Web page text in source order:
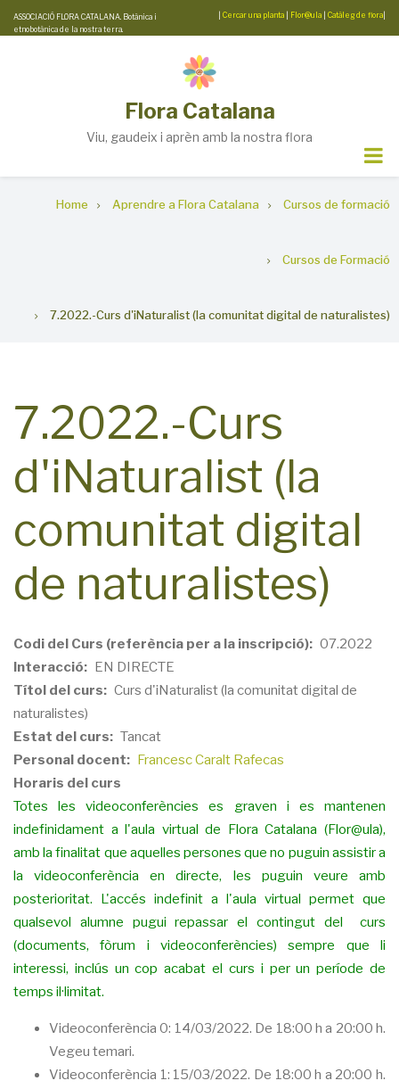
Skip
to
ASSOCIACIÓ FLORA CATALANA. Botànica i
etnobotànica de la nostra terra.
Cercar una planta Flor@ula Catàleg de flora
Flora Catalana
Viu, gaudeix i aprèn amb la nostra flora
Home Aprendre a Flora Catalana Cursos de formació
Cursos de Formació
7.2022.-Curs d'iNaturalist (la comunitat digital de naturalistes)
7.2022.-Curs
d'iNaturalist (la
comunitat digital
de naturalistes)
Codi del Curs (referència per a la inscripció)
07.2022
Interacció
EN DIRECTE
Títol del curs
Curs d'iNaturalist (la comunitat digital de
naturalistes)
Estat del curs
Tancat
Personal docent
Francesc Caralt Rafecas
Horaris del curs
Totes les videoconferències es graven i es mantenen
indefinidament a l'aula virtual de Flora Catalana (Flor@ula),
amb la finalitat que aquelles persones que no puguin assistir a
la videoconferència en directe, les puguin veure amb
posterioritat. L'accés indefinit a l'aula virtual permet que
qualsevol alumne pugui repassar el contingut del curs
(documents, fòrum i videoconferències) sempre que li
interessi, inclús un cop acabat el curs i per un període de
temps il·limitat.
Videoconferència 0: 14/03/2022. De 18:00 h a 20:00 h.
Vegeu temari.
Videoconferència 1: 15/03/2022. De 18:00 h a 20:00 h.